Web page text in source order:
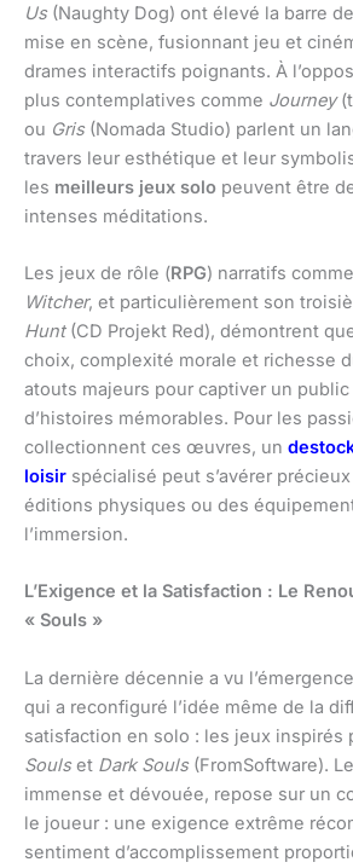
Us(Naughty Dog) ont élevé la barre
mise en scène, fusionnant jeu et
drames interactifs poignants. À
plus contemplatives comme Journey
ou Gris(Nomada Studio) parlent un
travers leur esthétique et leur
les meilleurs jeux solo peuvent être
intenses méditations.
Les jeux de rôle (RPG) narratifs
Witcher, et particulièrement son
Hunt(CD Projekt Red), démontrent
choix, complexité morale et richesse
atouts majeurs pour captiver un
d’histoires mémorables. Pour les
collectionnent ces œuvres, un
loisir spécialisé peut s’avérer
éditions physiques ou des
l’immersion.
L’Exigence et la Satisfaction : Le
« Souls »
La dernière décennie a vu
qui a reconfiguré l’idée même de la
satisfaction en solo : les jeux inspirés
Soulset Dark Souls(FromSoftware).
immense et dévouée, repose sur un
le joueur : une exigence extrême
sentiment d’accomplissement